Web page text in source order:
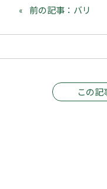
前の記事：バリ
この記